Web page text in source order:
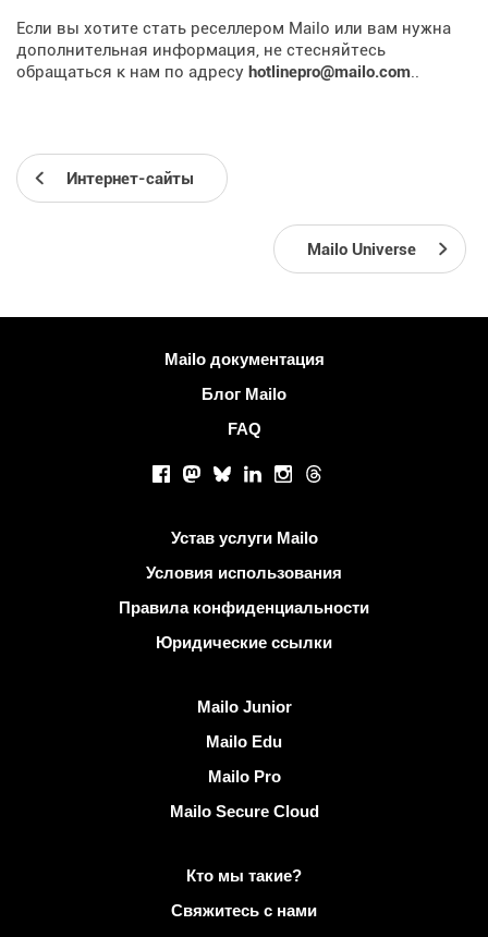
Если вы хотите стать реселлером Mailo или вам нужна
дополнительная информация, не стесняйтесь
обращаться к нам по адресу hotlinepro@mailo.com..
Интернет-сайты
Mailo Universe
Больше информацииMailo документация
Блог Mailo
FAQ
Facebook
Mastodon
BlueskyLinkedInInstagram
Threads
Устав услуги Mailo
Условия использования
Правила конфиденциальности
Юридические ссылки
Mailo Junior
Mailo Edu
Mailo Pro
Mailo Secure Cloud
Кто мы такие?
Свяжитесь с нами